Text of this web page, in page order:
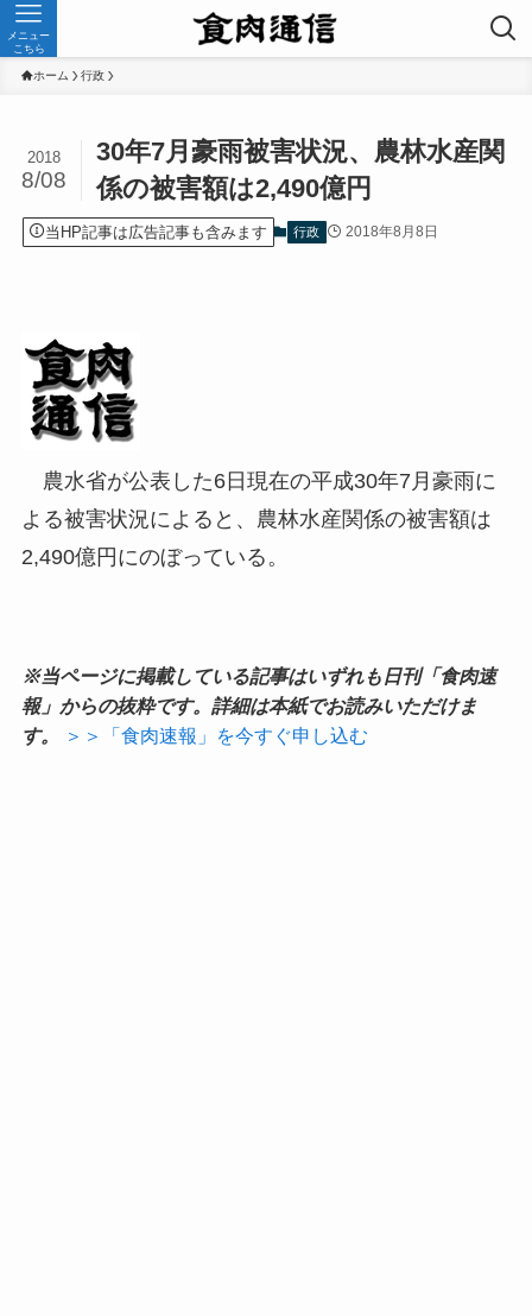
メニュー
こちら
ホーム 行政
30年7月豪雨被害状況、農林水産関
係の被害額は2,490億円
2018
8/08
当HP記事は広告記事も含みます 行政 2018年8月8日
農水省が公表した6日現在の平成30年7月豪雨に
よる被害状況によると、農林水産関係の被害額は
2,490億円にのぼっている。
※当ページに掲載している記事はいずれも日刊「食肉速
報」からの抜粋です。詳細は本紙でお読みいただけま
す。
＞＞「食肉速報」を今すぐ申し込む